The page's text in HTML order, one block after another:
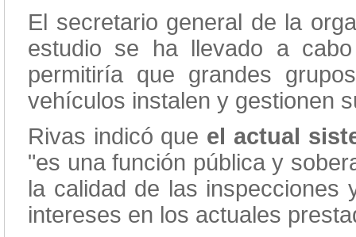
El secretario general de la
estudio se ha llevado a
permitiría que grandes
vehículos instalen y gestionen
Rivas indicó que el actual
"es una función pública y
la calidad de las inspecciones
intereses en los actuales